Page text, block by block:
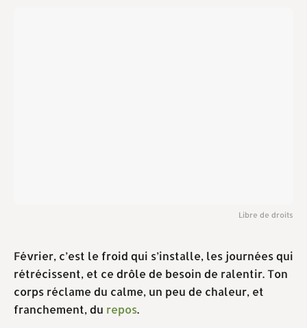
Libre de droits
Février, c’est le froid qui s’installe, les journées qui
rétrécissent, et ce drôle de besoin de ralentir. Ton
corps réclame du calme, un peu de chaleur, et
franchement, du repos.